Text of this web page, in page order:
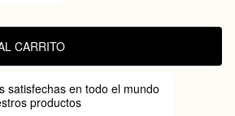
CARRITO
satisfechasen todo el mundo
productos